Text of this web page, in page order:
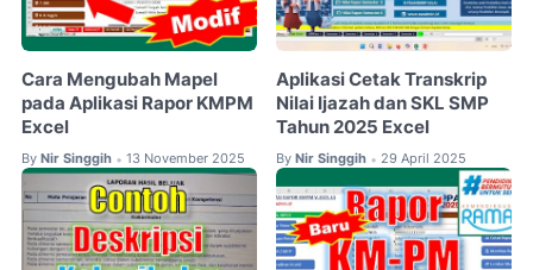
Cara Mengubah Mapel
pada Aplikasi Rapor KMPM
Excel
By Nir Singgih • 13 November 2025
Aplikasi Cetak Transkrip
Nilai Ijazah dan SKL SMP
Tahun 2025 Excel
By Nir Singgih • 29 April 2025